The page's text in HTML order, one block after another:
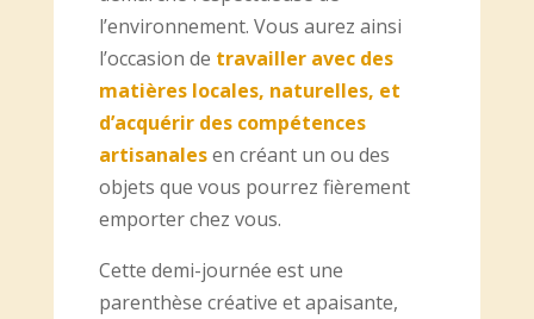
l’environnement. Vous aurez ainsi
l’occasion de travailler avec des
matières locales, naturelles, et
d’acquérir des compétences
artisanalesen créant un ou des
objets que vous pourrez fièrement
emporter chez vous.
Cette demi-journée est une
parenthèse créative et apaisante,